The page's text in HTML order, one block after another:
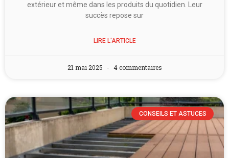
extérieur et même dans les produits du quotidien. Leur
succès repose sur
LIRE L'ARTICLE
21 mai 2025 4 commentaires
CONSEILS ET ASTUCES